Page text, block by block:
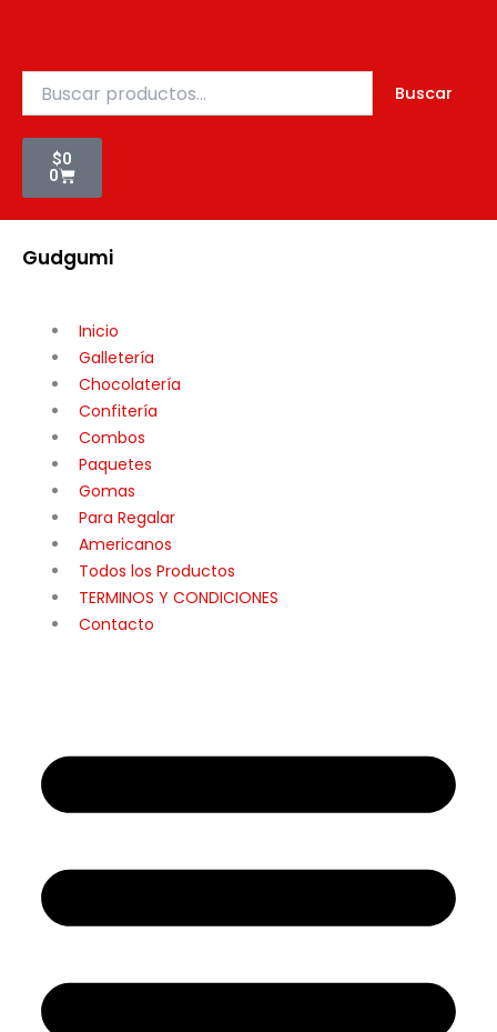
contenido
por:
Buscar
$0
0
Cart
Gudgumi
Inicio
Galletería
Chocolatería
Confitería
Combos
Paquetes
Gomas
Para Regalar
Americanos
Todos los Productos
TERMINOS Y CONDICIONES
Contacto
cantidad